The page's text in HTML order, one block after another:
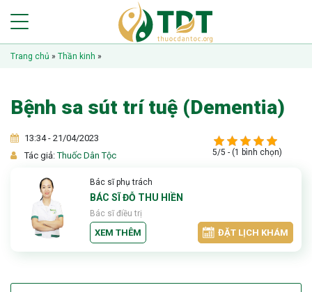
Trang chủ » Thần kinh »
Bệnh sa sút trí tuệ (Dementia)
13:34 - 21/04/2023
Tác giả:Thuốc Dân Tộc 5/5 - (1 bình chọn)
Bác sĩ phụ trách
BÁC SĨ ĐỖ THU HIỀN
Bác sĩ điều trị
XEM THÊM ĐẶT LỊCH KHÁM